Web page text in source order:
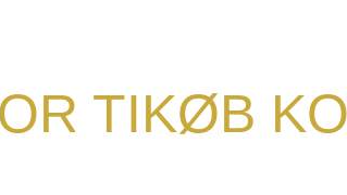
TIKØB